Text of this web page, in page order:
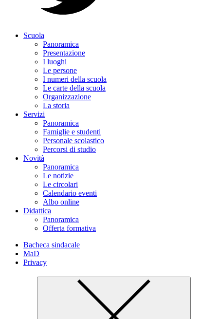
Scuola
Panoramica
Presentazione
I luoghi
Le persone
I numeri della scuola
Le carte della scuola
Organizzazione
La storia
Servizi
Panoramica
Famiglie e studenti
Personale scolastico
Percorsi di studio
Novità
Panoramica
Le notizie
Le circolari
Calendario eventi
Albo online
Didattica
Panoramica
Offerta formativa
Bacheca sindacale
MaD
Privacy